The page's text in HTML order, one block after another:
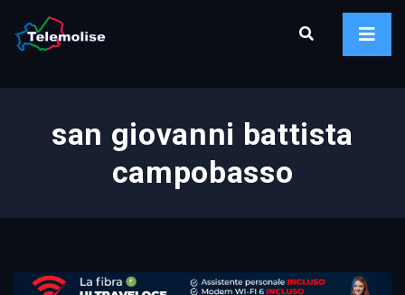
san giovanni battista
campobasso